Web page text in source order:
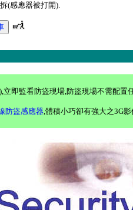
(感應器被打開).
立即監看防盜現場,防盜現場不需配置
防盜感應器,體積小巧卻有強大之3G